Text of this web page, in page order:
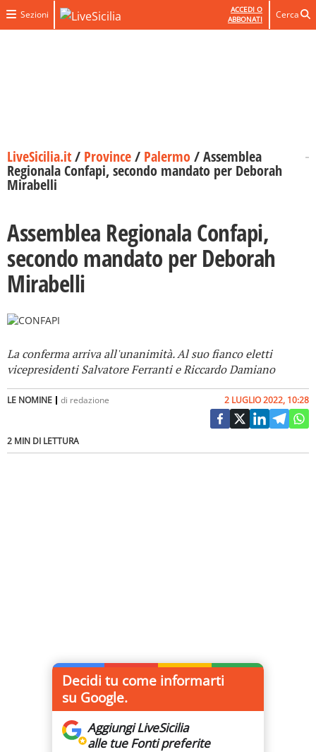
Sezioni
ACCEDI O
ABBONATI
Cerca
LiveSicilia.it/ Province/ Palermo/Assemblea
Regionala Confapi, secondo mandato per Deborah
Mirabelli
Assemblea Regionala Confapi,
secondo mandato per Deborah
Mirabelli
La conferma arriva all'unanimità. Al suo fianco eletti
vicepresidenti Salvatore Ferranti e Riccardo Damiano
LE NOMINE di redazione
2 MIN DI LETTURA
2 LUGLIO 2022, 10:28
Decidi tu come informarti
su Google.
Aggiungi LiveSicilia
alle tue Fonti preferite